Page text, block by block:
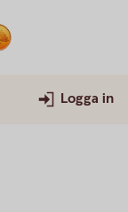
Logga in